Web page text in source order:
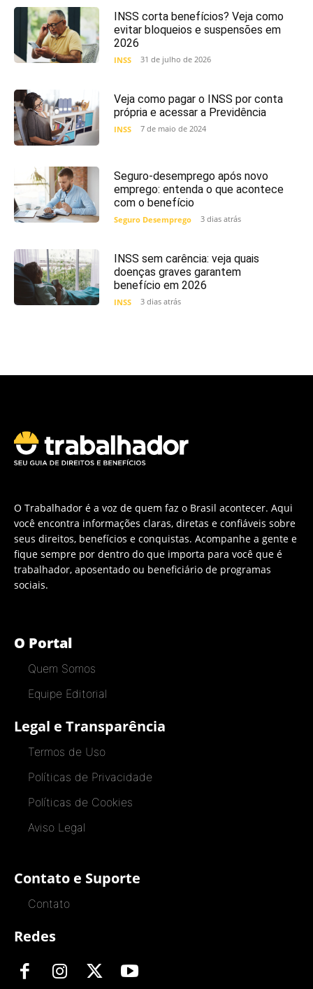
INSS corta benefícios? Veja como
evitar bloqueios e suspensões em
2026
INSS 31 de julho de 2026
Veja como pagar o INSS por conta
própria e acessar a Previdência
INSS 7 de maio de 2024
Seguro-desemprego após novo
emprego: entenda o que acontece
com o benefício
Seguro Desemprego 3 dias atrás
INSS sem carência: veja quais
doenças graves garantem
benefício em 2026
INSS 3 dias atrás
O Trabalhador é a voz de quem faz o Brasil acontecer. Aqui
você encontra informações claras, diretas e confiáveis sobre
seus direitos, benefícios e conquistas. Acompanhe a gente e
fique sempre por dentro do que importa para você que é
trabalhador, aposentado ou beneficiário de programas
sociais.
O Portal
Quem Somos
Equipe Editorial
Legal e Transparência
Termos de Uso
Políticas de Privacidade
Políticas de Cookies
Aviso Legal
Contato e Suporte
Contato
Redes